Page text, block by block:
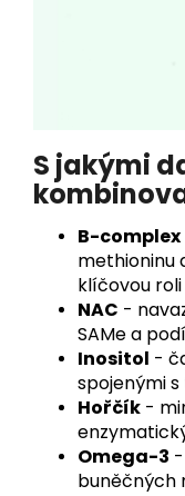
S jakými
B-complex
methioninu
klíčovou roli
NAC -
SAMe a
Inositol -
spojenými
Hořčík -
Omega-3
buněčných